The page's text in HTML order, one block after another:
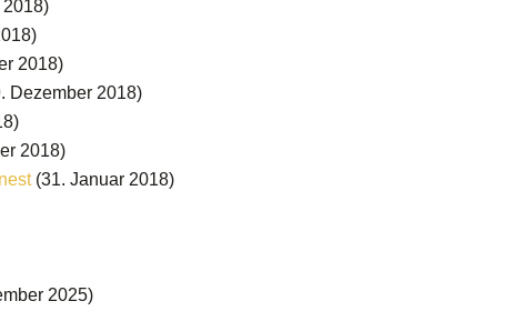
2018)
2018)
Dezember 2018)
2018)
(31. Januar 2018)
2025)